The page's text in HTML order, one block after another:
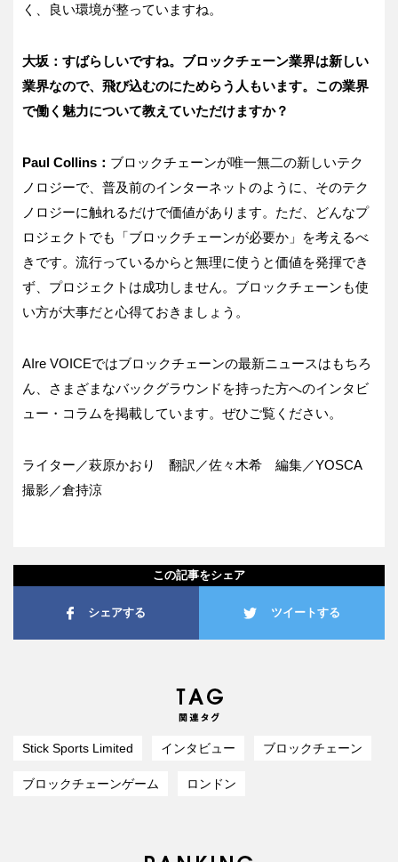
く、良い環境が整っていますね。
大坂：すばらしいですね。ブロックチェーン業界は新しい
業界なので、飛び込むのにためらう人もいます。この業界
で働く魅力について教えていただけますか？
Paul Collins： ブロックチェーンが唯一無二の新しいテク
ノロジーで、普及前のインターネットのように、そのテク
ノロジーに触れるだけで価値があります。ただ、どんなプ
ロジェクトでも「ブロックチェーンが必要か」を考えるべ
きです。流行っているからと無理に使うと価値を発揮でき
ず、プロジェクトは成功しません。ブロックチェーンも使
い方が大事だと心得ておきましょう。
AIre VOICEではブロックチェーンの最新ニュースはもちろ
ん、さまざまなバックグラウンドを持った方へのインタビ
ュー・コラムを掲載しています。ぜひご覧ください。
ライター／萩原かおり 翻訳／佐々木希 編集／YOSCA
撮影／倉持涼
この記事をシェア
シェアする ツイートする
Stick Sports Limited インタビュー ブロックチェーン
ブロックチェーンゲーム ロンドン